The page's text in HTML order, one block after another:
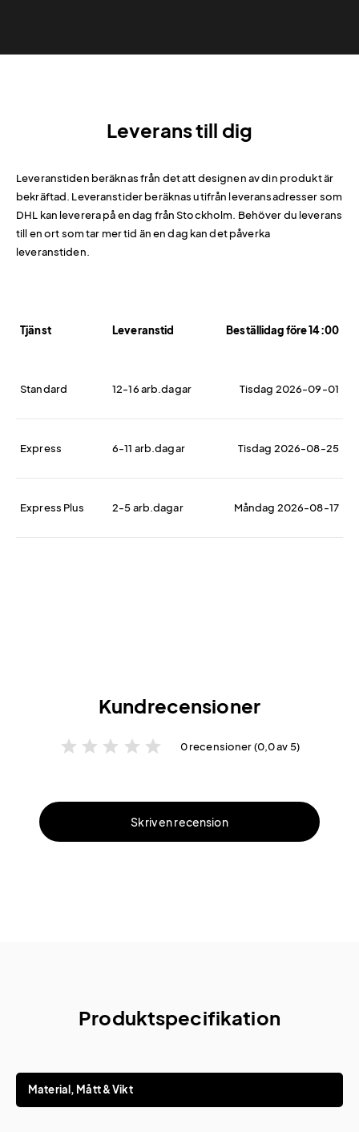
Leverans till dig
Leveranstiden beräknas från det att designen av din produkt är
bekräftad. Leveranstider beräknas utifrån leveransadresser som
DHL kan leverera på en dag från Stockholm. Behöver du leverans
till en ort som tar mer tid än en dag kan det påverka
leveranstiden.
Tjänst Leveranstid Beställidag före 14:00
Standard 12-16 arb.dagar Tisdag 2026-09-01
Express 6-11 arb.dagar Tisdag 2026-08-25
Express Plus 2-5 arb.dagar Måndag 2026-08-17
Kundrecensioner
star star star star star 0 recensioner (0,0 av 5)
Skriv en recension
Produktspecifikation
Material, Mått & Vikt